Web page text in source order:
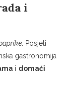
i
. Posjeti
gastronomija
i domaći